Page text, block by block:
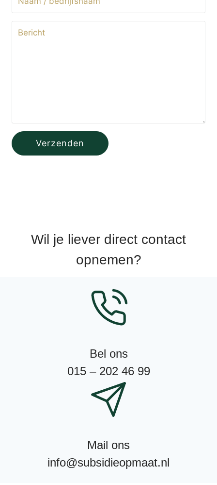
Verzenden
Wil je liever direct contact
opnemen?
Bel ons
015 – 202 46 99
Mail ons
info@subsidieopmaat.nl